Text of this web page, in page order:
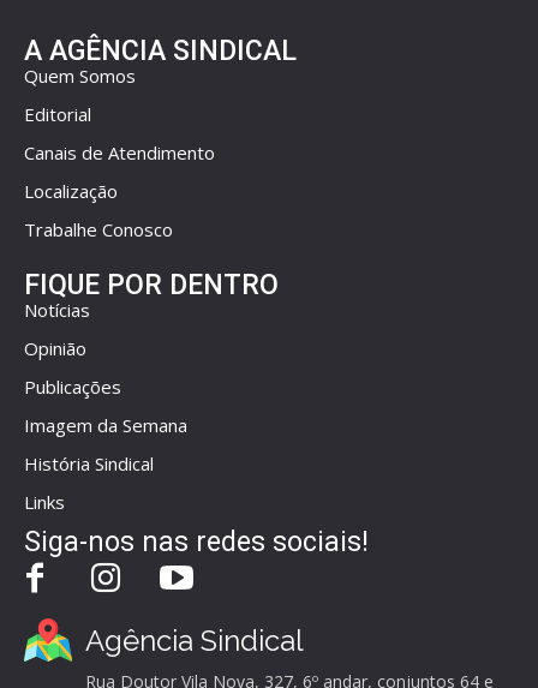
A AGÊNCIA SINDICAL
Quem Somos
Editorial
Canais de Atendimento
Localização
Trabalhe Conosco
FIQUE POR DENTRO
Notícias
Opinião
Publicações
Imagem da Semana
História Sindical
Links
Siga-nos nas redes sociais!
Agência Sindical
Rua Doutor Vila Nova, 327, 6º andar, conjuntos 64 e